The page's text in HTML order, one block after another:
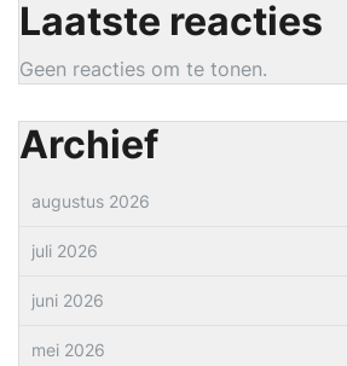
Laatste reacties
Geen reacties om te tonen.
Archief
augustus 2026
juli 2026
juni 2026
mei 2026